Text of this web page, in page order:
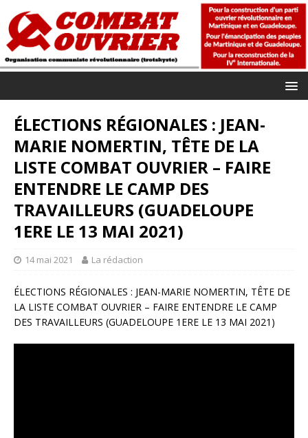
ÉLECTIONS RÉGIONALES : JEAN-
MARIE NOMERTIN, TÊTE DE LA
LISTE COMBAT OUVRIER – FAIRE
ENTENDRE LE CAMP DES
TRAVAILLEURS (GUADELOUPE
1ERE LE 13 MAI 2021)
14 mai 2021 La rédaction
ÉLECTIONS RÉGIONALES : JEAN-MARIE NOMERTIN, TÊTE DE
LA LISTE COMBAT OUVRIER – FAIRE ENTENDRE LE CAMP
DES TRAVAILLEURS (GUADELOUPE 1ERE LE 13 MAI 2021)